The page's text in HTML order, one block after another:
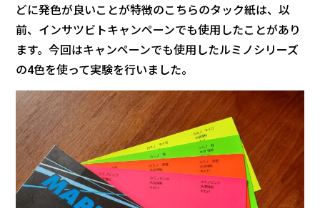
どに発色が良いことが特徴のこちらのタック紙は、以
前、インサツビトキャンペーンでも使用したことがあり
ます。今回はキャンペーンでも使用したルミノシリーズ
の4色を使って実験を行いました。